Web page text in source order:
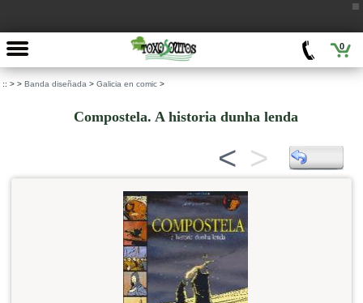
0
:: > > Banda diseñada > Galicia en comic >
Compostela. A historia dunha lenda
< >